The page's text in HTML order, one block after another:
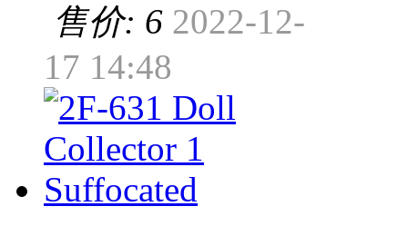
售价: 6 2022-12-
17 14:48